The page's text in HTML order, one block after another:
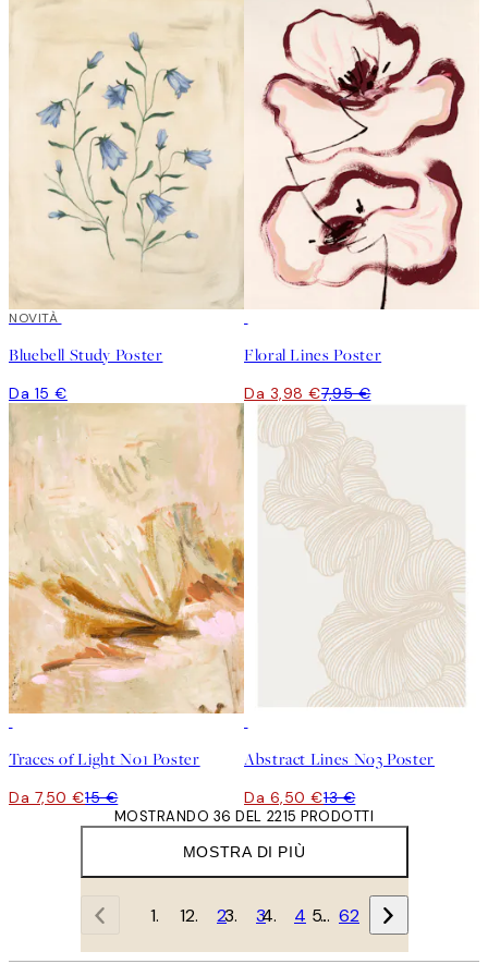
NOVITÀ
Bluebell Study Poster
Da 15 €
Floral Lines Poster
Da 3,98 €7,95 €
Traces of Light No1 Poster
Da 7,50 €15 €
Abstract Lines No3 Poster
Da 6,50 €13 €
MOSTRA DI PIÙ
MOSTRANDO 36 DEL 2215 PRODOTTI
1 2 3 4 … 62